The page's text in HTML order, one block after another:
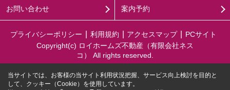
お問い合わせ 案内予約
プライバシーポリシー 利用規約 アクセスマップ
PCサイト
Copyright(c) ロイホームズ不動産（有限会社ネス
コ） All rights reserved.
当サイトでは、お客様の当サイト利用状況把握、サービス向上検討を目的と
して、クッキー（Cookie）を使用しています。